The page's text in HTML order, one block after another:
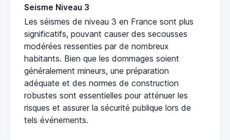
Seisme Niveau 3
Les séismes de niveau 3 en France sont plus
significatifs, pouvant causer des secousses
modérées ressenties par de nombreux
habitants. Bien que les dommages soient
généralement mineurs, une préparation
adéquate et des normes de construction
robustes sont essentielles pour atténuer les
risques et assurer la sécurité publique lors de
tels événements.